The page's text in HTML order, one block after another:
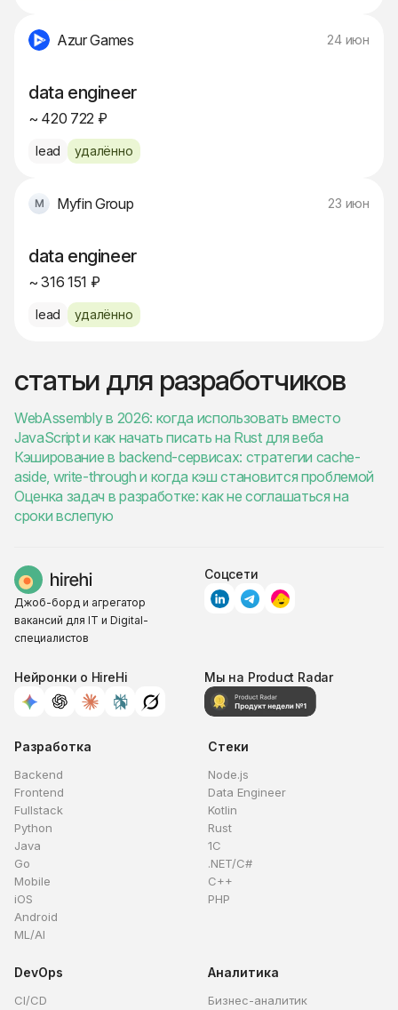
Azur Games 24 июн
data engineer
~ 420 722 ₽
lead удалённо
Myfin Group 23 июн
data engineer
~ 316 151 ₽
lead удалённо
статьи для разработчиков
WebAssembly в 2026: когда использовать вместо
JavaScript и как начать писать на Rust для веба
Кэширование в backend-сервисах: стратегии cache-
aside, write-through и когда кэш становится проблемой
Оценка задач в разработке: как не соглашаться на
сроки вслепую
Джоб-борд и агрегатор
вакансий для IT и Digital-
специалистов
Соцсети
Нейронки о HireHi Мы на Product Radar
Разработка
Backend
Frontend
Fullstack
Python
Java
Go
Mobile
iOS
Android
ML/AI
Стеки
Node.js
Data Engineer
Kotlin
Rust
1C
.NET/C#
C++
PHP
DevOps
CI/CD
Аналитика
Бизнес-аналитик